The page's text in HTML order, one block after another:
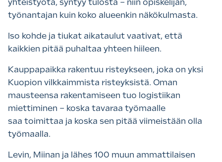
yhteistyötä, syntyy tulosta – niin opiskelijan,
työnantajan kuin koko alueenkin näkökulmasta.
Iso kohde ja tiukat aikataulut vaativat, että
kaikkien pitää puhaltaa yhteen hiileen.
Kauppapaikka rakentuu risteykseen, joka on yksi
Kuopion vilkkaimmista risteyksistä. Oman
mausteensa rakentamiseen tuo logistiikan
miettiminen – koska tavaraa työmaalle
saa toimittaa ja koska sen pitää viimeistään olla
työmaalla.
Levin, Miinan ja lähes 100 muun ammattilaisen